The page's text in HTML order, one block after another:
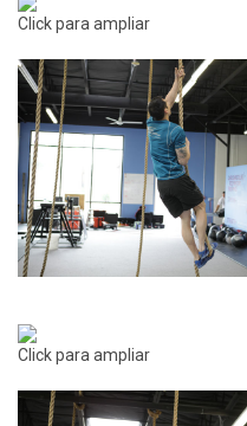
Click para ampliar
Click para ampliar